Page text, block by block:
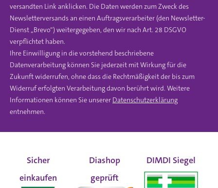
versandten Link anklicken. Die Daten werden zum Zweck des
Newsletterversands an einen Auftragsverarbeiter (den Newsletter-
Dienst „Brevo“) weitergegeben, den wir nach Art. 28 DSGVO
verpflichtet haben.
Ihre Einwilligung in die vorstehend beschriebene
Datenverarbeitung können Sie jederzeit mit Wirkung für die
Zukunft widerrufen, ohne dass die Rechtmäßigkeit der bis zum
Widerruf erfolgten Verarbeitung davon berührt wird. Weitere
Informationen können Sie unserer Datenschutzerklärung
entnehmen.
Sicher
einkaufen
Diashop
geprüft
DIMDI Siegel